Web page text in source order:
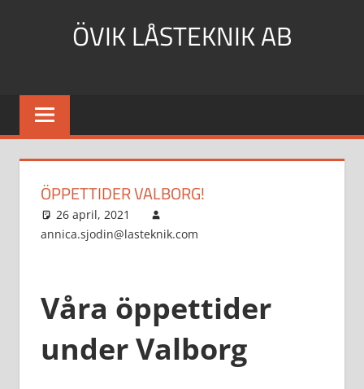
ÖVIK LÅSTEKNIK AB
ÖPPETTIDER VALBORG!
26 april, 2021
annica.sjodin@lasteknik.com
Våra öppettider
under Valborg